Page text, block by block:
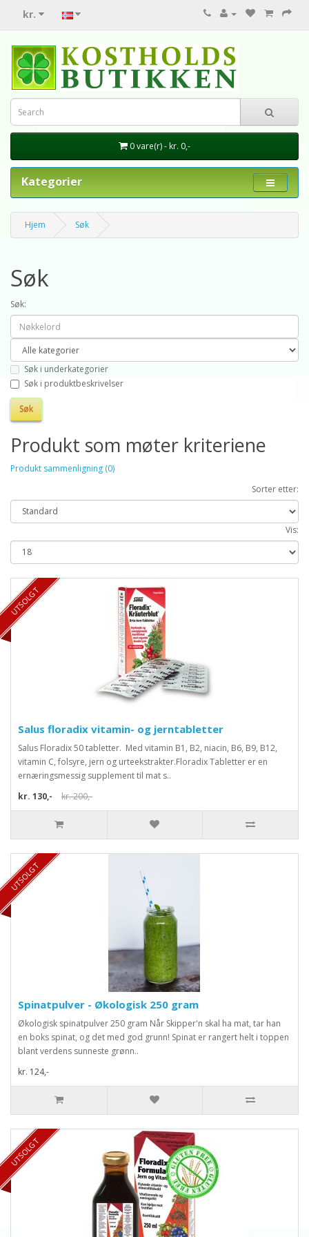
kr.
0 vare(r) - kr. 0,-
Kategorier
Hjem Søk
Søk
Søk:
Søk i underkategorier
Søk i produktbeskrivelser
Produkt som møter kriteriene
Produkt sammenligning (0)
Sorter etter:
Vis:
TILBUD 35%
UTSOLGT
Salus floradix vitamin- og jerntabletter
Salus Floradix 50 tabletter. Med vitamin B1, B2, niacin, B6, B9, B12,
vitamin C, folsyre, jern og urteekstrakter.Floradix Tabletter er en
ernæringsmessig supplement til mat s..
kr. 130,-
kr. 200,-
UTSOLGT
Spinatpulver - Økologisk 250 gram
Økologisk spinatpulver 250 gram Når Skipper'n skal ha mat, tar han
en boks spinat, og det med god grunn! Spinat er rangert helt i toppen
blant verdens sunneste grønn..
kr. 124,-
UTSOLGT